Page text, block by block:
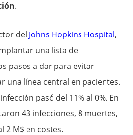
.
del Johns Hopkins Hospital,
una lista de
pasos a dar para evitar
una línea central en pacientes.
pasó del 11% al 0%. En
43 infecciones, 8 muertes,
2 M$ en costes.